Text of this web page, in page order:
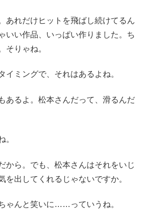
あれだけヒットを飛ばし続けてるん
い作品、いっぱい作りました。ち
そりゃね。
イミングで、それはあるよね。
あるよ。松本さんだって、滑るんだ
。
から。でも、松本さんはそれをいじ
を出してくれるじゃないですか。
ゃんと笑いに……っていうね。